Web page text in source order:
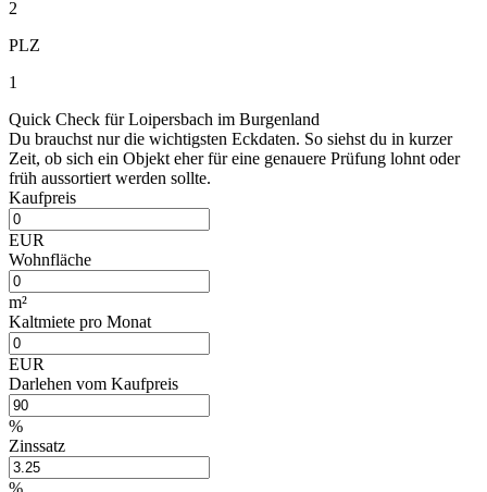
2
PLZ
1
Quick Check für Loipersbach im Burgenland
Du brauchst nur die wichtigsten Eckdaten. So siehst du in kurzer
Zeit, ob sich ein Objekt eher für eine genauere Prüfung lohnt oder
früh aussortiert werden sollte.
Kaufpreis
EUR
Wohnfläche
m²
Kaltmiete pro Monat
EUR
Darlehen vom Kaufpreis
%
Zinssatz
%